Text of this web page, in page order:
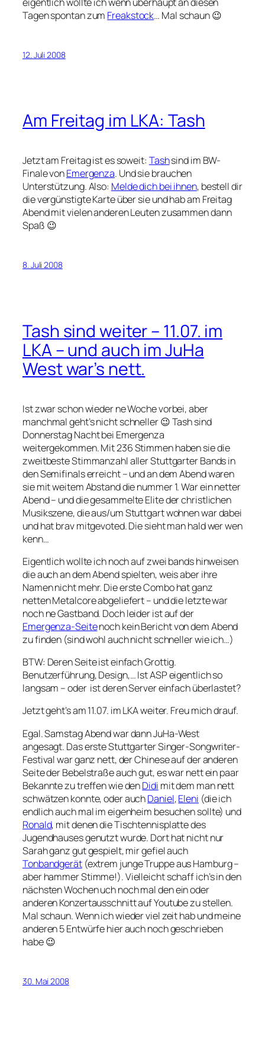
Tagen spontan zum Freakstock… Mal schaun 😉
12. Juli 2008
Am Freitag im LKA: Tash
Jetzt am Freitag ist es soweit: Tashsind im BW-
Finale vonEmergenza. Und sie brauchen
Unterstützung. Also: Melde dich bei ihnen, bestell dir
die vergünstigte Karte über sie und hab am Freitag
Abend mit vielen anderen Leuten zusammen dann
Spaß 😉
8. Juli 2008
Tash sind weiter – 11.07. im
LKA – und auch im JuHa
West war’s nett.
Ist zwar schon wieder ne Woche vorbei, aber
manchmal geht’s nicht schneller 😉 Tash sind
Donnerstag Nacht bei Emergenza
weitergekommen. Mit 236 Stimmen haben sie die
zweitbeste Stimmanzahl aller Stuttgarter Bands in
den Semifinals erreicht – und an dem Abend waren
sie mit weitem Abstand die nummer 1. War ein netter
Abend – und die gesammelte Elite der christlichen
Musikszene, die aus/um Stuttgart wohnen war dabei
und hat brav mitgevoted. Die sieht man hald wer wen
kenn…
Eigentlich wollte ich noch auf zwei bands hinweisen
die auch an dem Abend spielten, weis aber ihre
Namen nicht mehr. Die erste Combo hat ganz
netten Metalcore abgeliefert – und die letzte war
noch ne Gastband. Doch leider ist auf der
Emergenza-Seitenoch kein Bericht von dem Abend
zu finden (sind wohl auch nicht schneller wie ich…)
BTW: Deren Seite ist einfach Grottig.
Benutzerführung, Design,… Ist ASP eigentlich so
langsam – oder ist deren Server einfach überlastet?
Jetzt geht’s am 11.07. im LKA weiter. Freu mich drauf.
Egal. Samstag Abend war dann JuHa-West
angesagt. Das erste Stuttgarter Singer-Songwriter-
Festival war ganz nett, der Chinese auf der anderen
Seite der Bebelstraße auch gut, es war nett ein paar
Bekannte zu treffen wie denDidi mit dem man nett
schwätzen konnte, oder auchDaniel,Eleni (die ich
endlich auch mal im eigenheim besuchen sollte) und
Ronald, mit denen die Tischtennisplatte des
Jugendhauses genutzt wurde. Dort hat nicht nur
Sarah ganz gut gespielt, mir gefiel auch
Tonbandgerät(extrem junge Truppe aus Hamburg –
aber hammer Stimme!). Vielleicht schaff ich’s in den
nächsten Wochen uch noch mal den ein oder
anderen Konzertausschnitt auf Youtube zu stellen.
Mal schaun. Wenn ich wieder viel zeit hab und meine
anderen 5 Entwürfe hier auch noch geschrieben
habe 😉
30. Mai 2008